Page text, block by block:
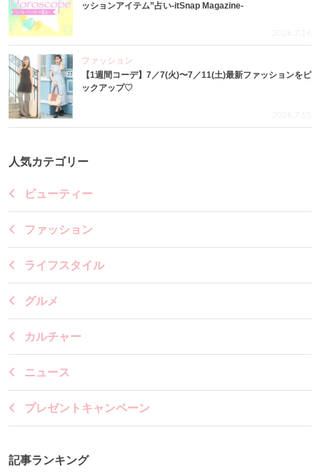
ッションアイテム”占い-itSnap Magazine-
2026.7.16
ファッション
【1週間コーデ】7／7(火)〜7／11(土)最新ファッションをピ
ックアップ♡
2026.7.15
人気カテゴリー
ビューティー
ファッション
ライフスタイル
グルメ
カルチャー
ニュース
プレゼントキャンペーン
記事ランキング